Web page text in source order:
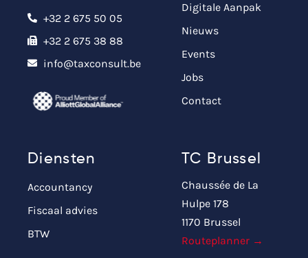
+32 2 675 50 05
+32 2 675 38 88
info@taxconsult.be
Digitale Aanpak
Nieuws
Events
Jobs
Contact
Diensten
Accountancy
Fiscaal advies
BTW
TC Brussel
Chaussée de La
Hulpe 178
1170 Brussel
Routeplanner →